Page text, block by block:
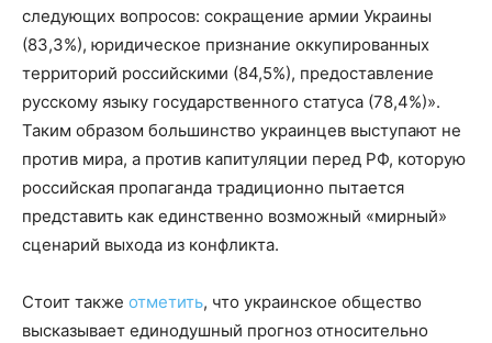
следующих вопросов: сокращение армии Украины
(83,3%), юридическое признание оккупированных
территорий российскими (84,5%), предоставление
русскому языку государственного статуса (78,4%)».
Таким образом большинство украинцев выступают не
против мира, а против капитуляции перед РФ, которую
российская пропаганда традиционно пытается
представить как единственно возможный «мирный»
сценарий выхода из конфликта.
Стоит также отметить, что украинское общество
высказывает единодушный прогноз относительно